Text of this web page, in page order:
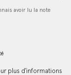
avoir lu la note
plus d'informations